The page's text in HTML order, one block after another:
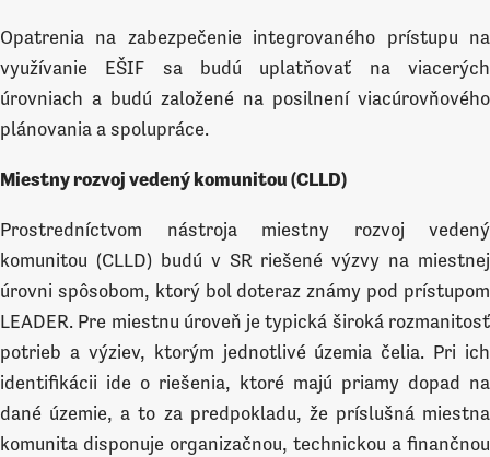
Opatrenia na zabezpečenie integrovaného prístupu na
využívanie EŠIF sa budú uplatňovať na viacerých
úrovniach a budú založené na posilnení viacúrovňového
plánovania a spolupráce.
Miestny rozvoj vedený komunitou (CLLD)
Prostredníctvom nástroja miestny rozvoj vedený
komunitou (CLLD) budú v SR riešené výzvy na miestnej
úrovni spôsobom, ktorý bol doteraz známy pod prístupom
LEADER. Pre miestnu úroveň je typická široká rozmanitosť
potrieb a výziev, ktorým jednotlivé územia čelia. Pri ich
identifikácii ide o riešenia, ktoré majú priamy dopad na
dané územie, a to za predpokladu, že príslušná miestna
komunita disponuje organizačnou, technickou a finančnou